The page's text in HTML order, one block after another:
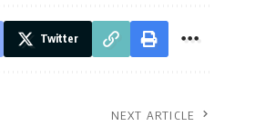
Twitter
NEXT ARTICLE